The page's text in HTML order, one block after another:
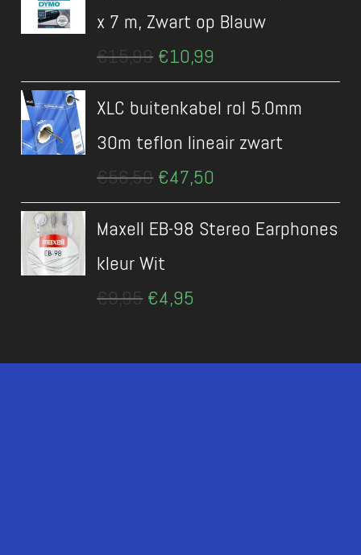
x 7 m, Zwart op Blauw
€15,99 Oorspronkelijke
prijs
€15,99.
€10,99
€10,99.
XLC buitenkabel rol 5.0mm
30m teflon lineair zwart
€56,50 Oorspronkelijke
prijs
€56,50.
€47,50
€47,50.
Maxell EB-98 Stereo Earphones
kleur Wit
€9,95 Oorspronkelijke
prijs
€4,95